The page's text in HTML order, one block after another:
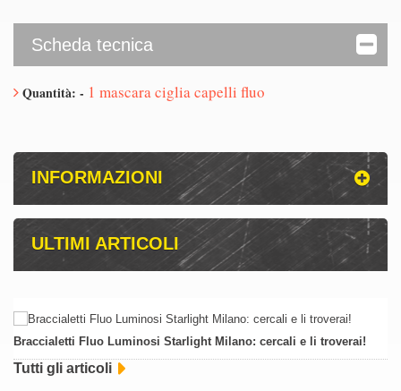
Scheda tecnica
Quantità: - 1 mascara ciglia capelli fluo
INFORMAZIONI
ULTIMI ARTICOLI
Braccialetti Fluo Luminosi Starlight Milano: cercali e li troverai!
Tutti gli articoli